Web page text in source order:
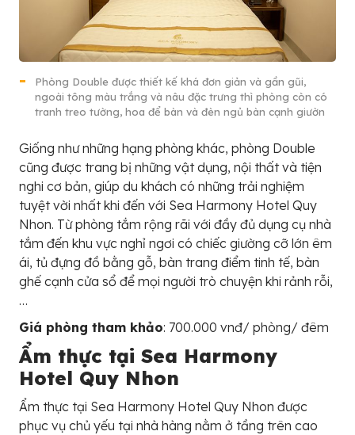
Phòng Double được thiết kế khá đơn giản và gần gũi,
ngoài tông màu trắng và nâu đặc trưng thì phòng còn có
tranh treo tường, hoa để bàn và đèn ngủ bàn cạnh giườn
Giống như những hạng phòng khác, phòng Double
cũng được trang bị những vật dụng, nội thất và tiện
nghi cơ bản, giúp du khách có những trải nghiệm
tuyệt vời nhất khi đến với Sea Harmony Hotel Quy
Nhon. Từ phòng tắm rộng rãi với đầy đủ dụng cụ nhà
tắm đến khu vực nghỉ ngơi có chiếc giường cỡ lớn êm
ái, tủ đựng đồ bằng gỗ, bàn trang điểm tinh tế, bàn
ghế cạnh cửa sổ để mọi người trò chuyện khi rảnh rỗi,
…
Giá phòng tham khảo: 700.000 vnđ/ phòng/ đêm
Ẩm thực tại Sea Harmony
Hotel Quy Nhon
Ẩm thực tại Sea Harmony Hotel Quy Nhon được
phục vụ chủ yếu tại nhà hàng nằm ở tầng trên cao